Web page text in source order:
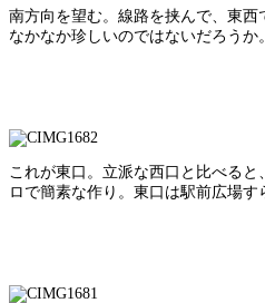
南方向を望む。線路を挟んで、東西
なかなか珍しいのではないだろうか。
これが東口。立派な西口と比べると
ロで簡素な作り。東口は駅前広場す